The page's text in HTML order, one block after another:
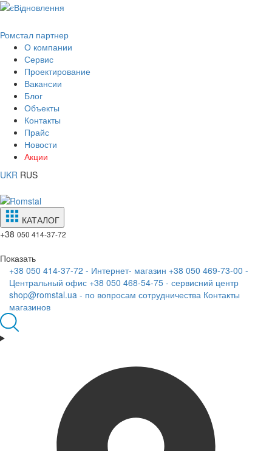
Ромстал партнер
О компании
Сервис
Проектирование
Вакансии
Блог
Объекты
Контакты
Прайс
Новости
Акции
UKR RUS
КАТАЛОГ
+38 050 414-37-72
Показать
+38 050 414-37-72 - Интернет- магазин +38 050 469-73-00 -
Центральный офис +38 050 468-54-75 - сервисний центр
shop@romstal.ua - по вопросам сотрудничества Контакты
магазинов